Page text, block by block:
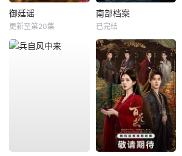
御廷谣
更新至第20集
南部档案
已完结